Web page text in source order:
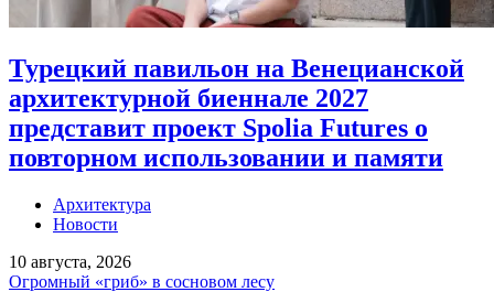
Турецкий павильон на Венецианской
архитектурной биеннале 2027
представит проект Spolia Futures о
повторном использовании и памяти
Архитектура
Новости
10 августа, 2026
Огромный «гриб» в сосновом лесу